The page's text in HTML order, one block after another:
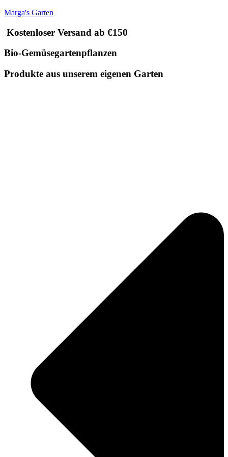
Marga's Garten
Kostenloser Versand ab €150
Bio-Gemüsegartenpflanzen
Produkte aus unserem eigenen Garten